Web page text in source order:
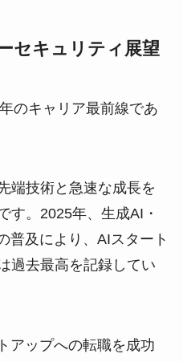
セキュリティ展望
のキャリア最前線であ
端技術と急速な成長を
す。2025年、生成AI・
普及により、AIスタート
過去最高を記録してい
アップへの転職を成功